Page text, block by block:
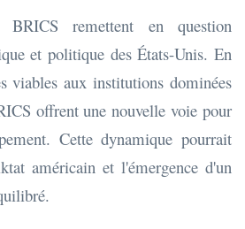
remettent en question
et politique des États-Unis. En
viables aux institutions dominées
offrent une nouvelle voie pour
Cette dynamique pourrait
américain et l'émergence d'un